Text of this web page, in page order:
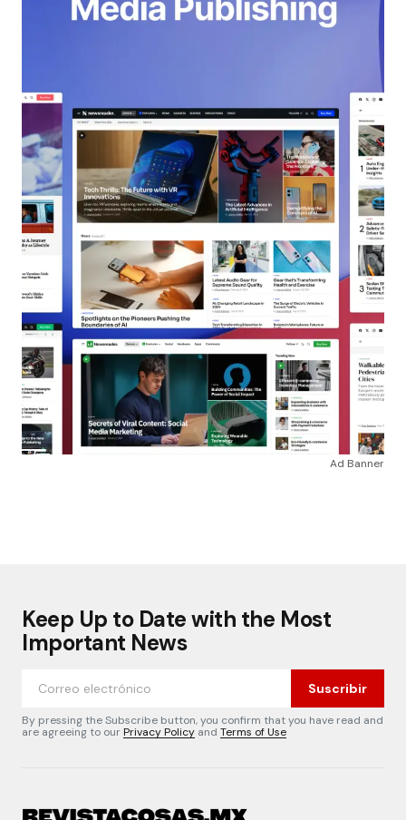
Ad Banner
Keep Up to Date with the Most
Important News
Suscribir
By pressing the Subscribe button, you confirm that you have read and
are agreeing to ourPrivacy Policy and Terms of Use